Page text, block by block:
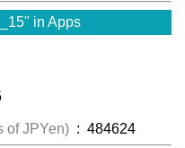
in Apps
of JPYen) : 484624